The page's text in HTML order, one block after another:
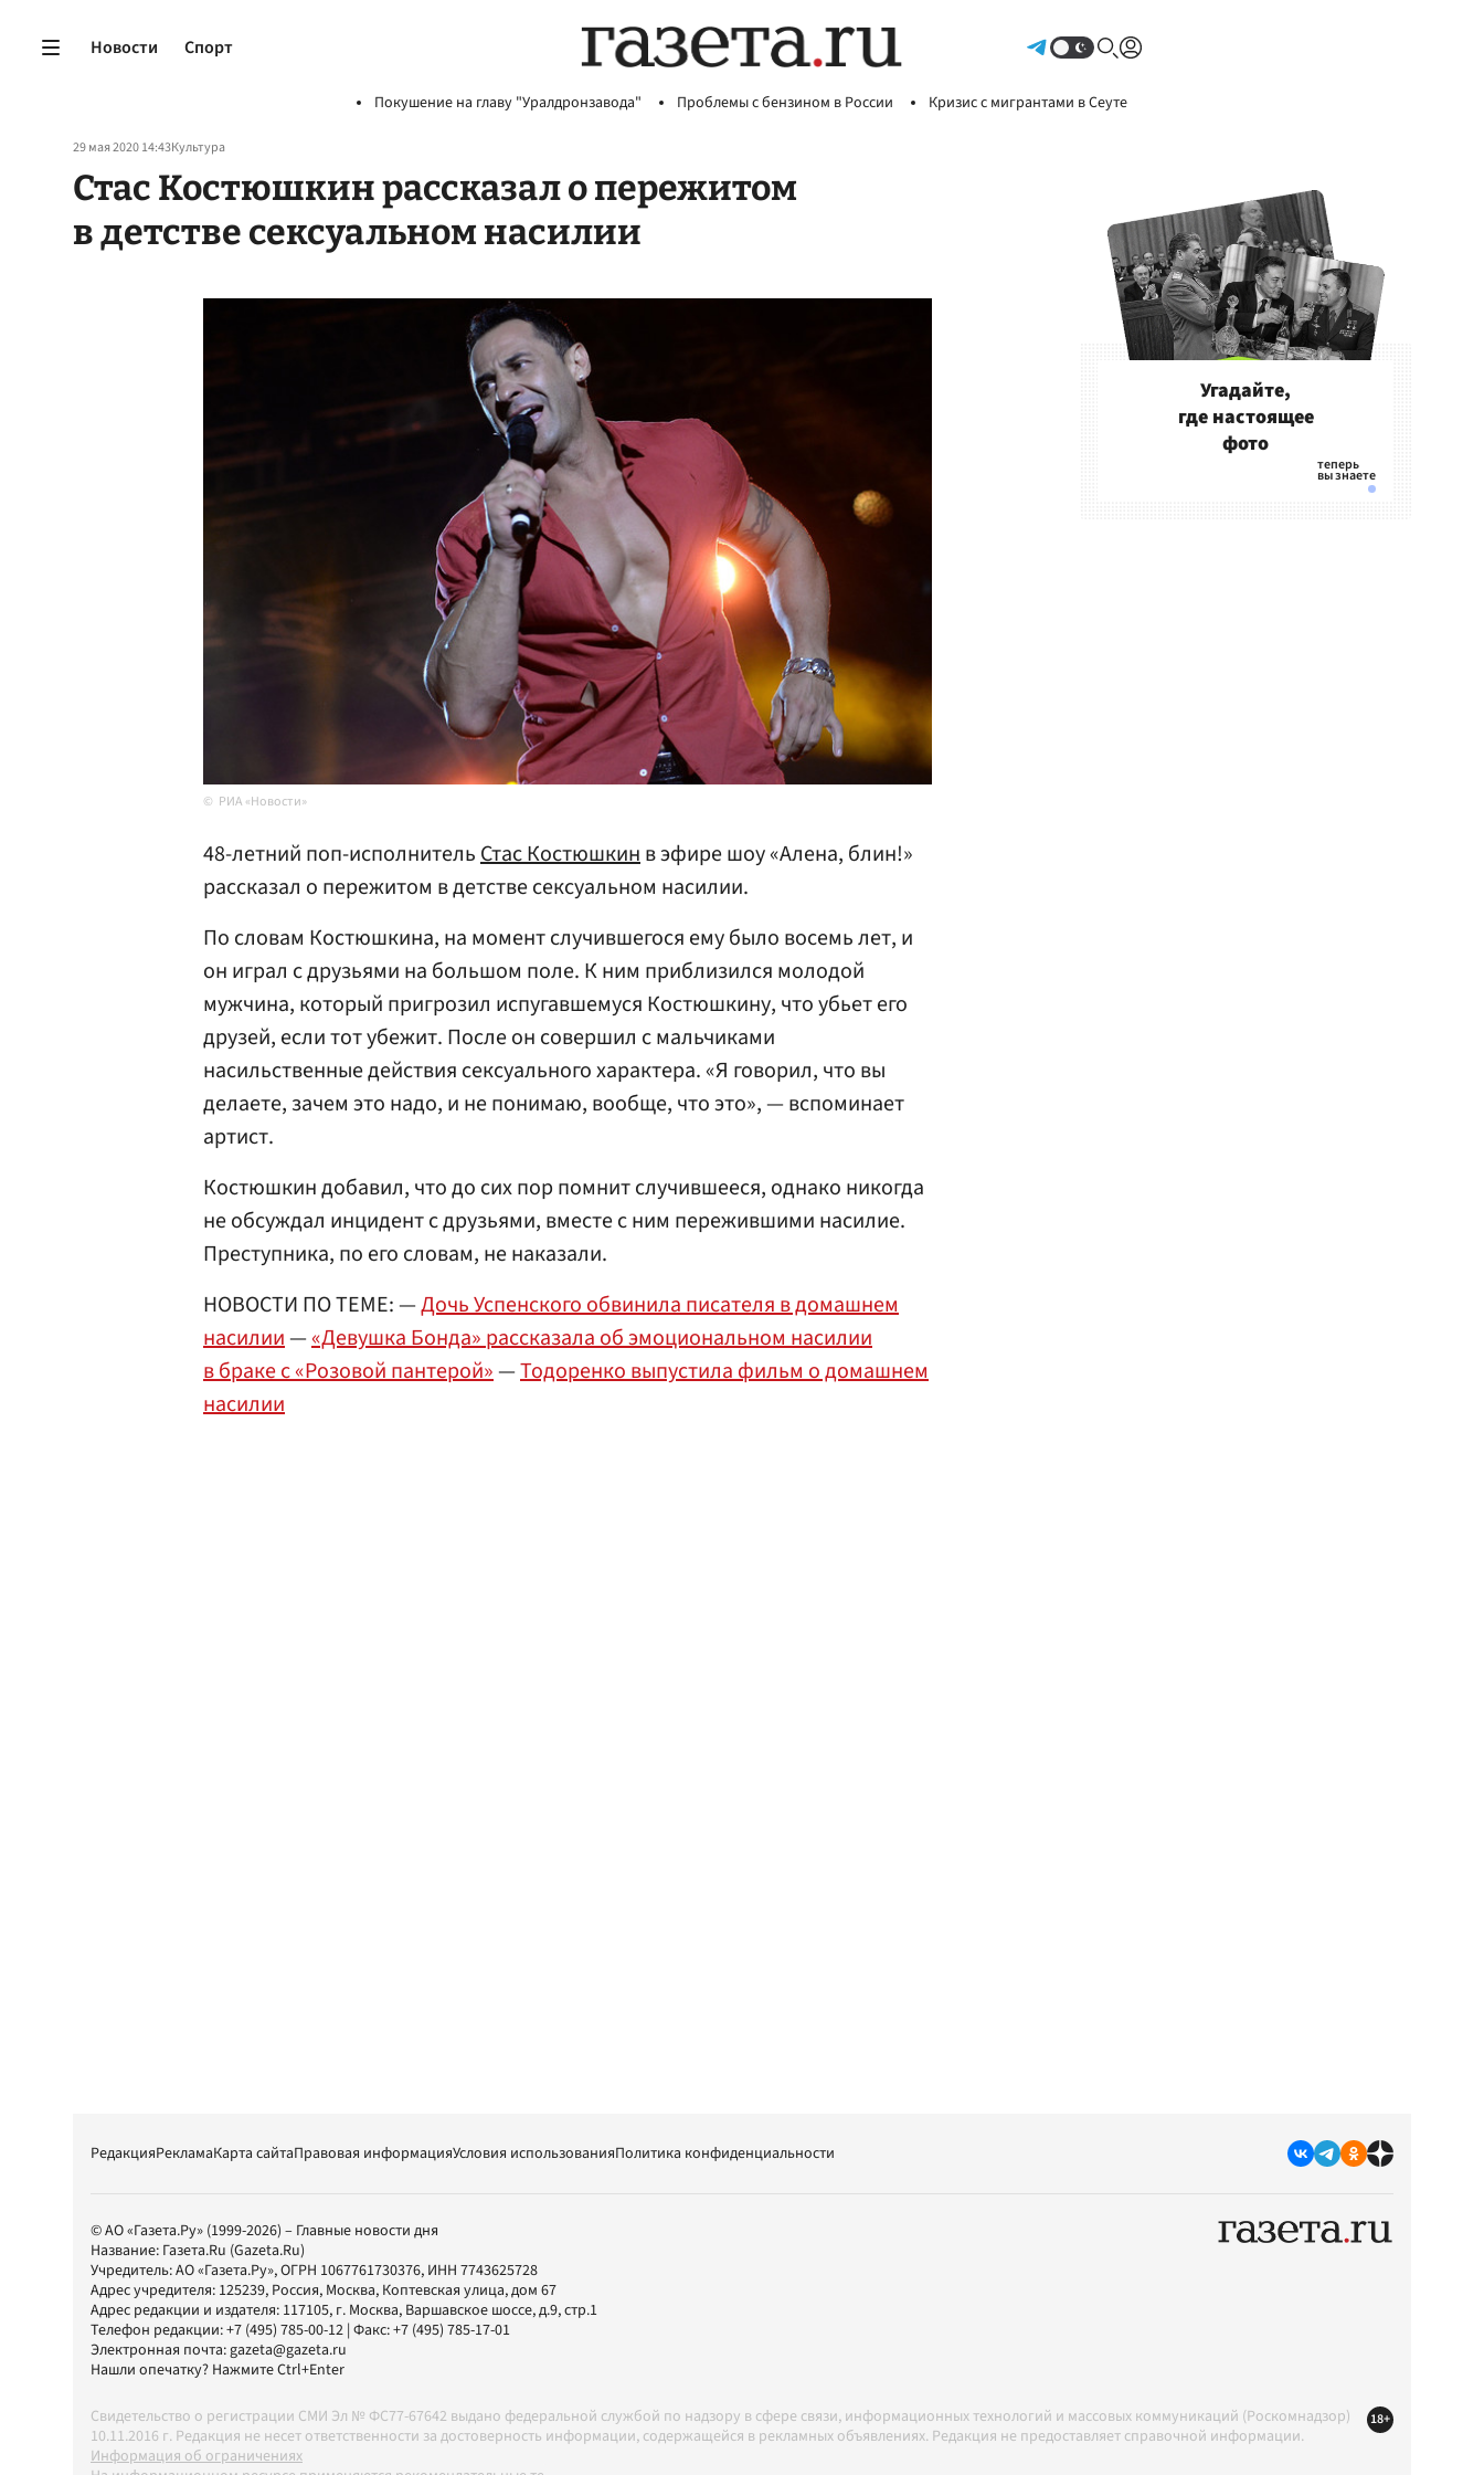
Новости Спорт
Покушение на главу "Уралдронзавода" Проблемы с бензином в России Кризис с мигрантами в Сеуте
29 мая 2020 14:43Культура
Стас Костюшкин рассказал о пережитом
в детстве сексуальном насилии
РИА «Новости»
48-летний поп-исполнительСтас Костюшкинв эфире шоу «Алена, блин!»
рассказал о пережитом в детстве сексуальном насилии.
По словам Костюшкина, на момент случившегося ему было восемь лет, и
он играл с друзьями на большом поле. К ним приблизился молодой
мужчина, который пригрозил испугавшемуся Костюшкину, что убьет его
друзей, если тот убежит. После он совершил с мальчиками
насильственные действия сексуального характера. «Я говорил, что вы
делаете, зачем это надо, и не понимаю, вообще, что это», — вспоминает
артист.
Костюшкин добавил, что до сих пор помнит случившееся, однако никогда
не обсуждал инцидент с друзьями, вместе с ним пережившими насилие.
Преступника, по его словам, не наказали.
НОВОСТИ ПО ТЕМЕ: —Дочь Успенского обвинила писателя в домашнем
насилии—«Девушка Бонда» рассказала об эмоциональном насилии
в браке с «Розовой пантерой»—Тодоренко выпустила фильм о домашнем
насилии
Угадайте,
где настоящее
фото
РедакцияРекламаКарта сайтаПравовая информацияУсловия использованияПолитика конфиденциальности
© АО «Газета.Ру» (1999-2026) – Главные новости дня
Название: Газета.Ru (Gazeta.Ru)
Учредитель:АО «Газета.Ру», ОГРН 1067761730376, ИНН 7743625728
Адрес учредителя: 125239, Россия, Москва, Коптевская улица, дом 67
Адрес редакции и издателя: 117105, г. Москва, Варшавское шоссе, д.9, стр.1
Телефон редакции:+7 (495) 785-00-12 | Факс:+7 (495) 785-17-01
Электронная почта:gazeta@gazeta.ru
Нашли опечатку? Нажмите Ctrl+Enter
Свидетельство о регистрации СМИ Эл № ФС77-67642 выдано федеральной службой по надзору в сфере связи, информационных технологий и массовых коммуникаций (Роскомнадзор)
10.11.2016 г. Редакция не несет ответственности за достоверность информации, содержащейся в рекламных объявлениях. Редакция не предоставляет справочной информации.
Информация об ограничениях
18+